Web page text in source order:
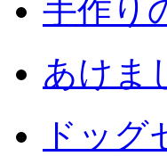
手作り
あけま
ドッグ